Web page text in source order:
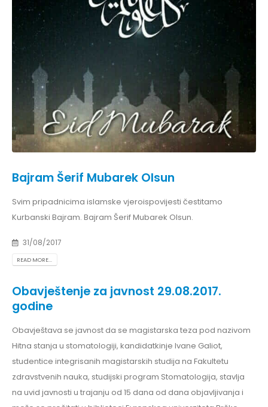
Bajram Šerif Mubarek Olsun
Svim pripadnicima islamske vjeroispovijesti čestitamo
Kurbanski Bajram. Bajram Šerif Mubarek Olsun.
31/08/2017
READ MORE...
Obavještenje za javnost 29.08.2017.
godine
Obavještava se javnost da se magistarska teza pod nazivom
Hitna stanja u stomatologiji, kandidatkinje Ivane Galiot,
studentice integrisanih magistarskih studija na Fakultetu
zdravstvenih nauka, studijski program Stomatologija, stavlja
na uvid javnosti u trajanju od 15 dana od dana objavljivanja i